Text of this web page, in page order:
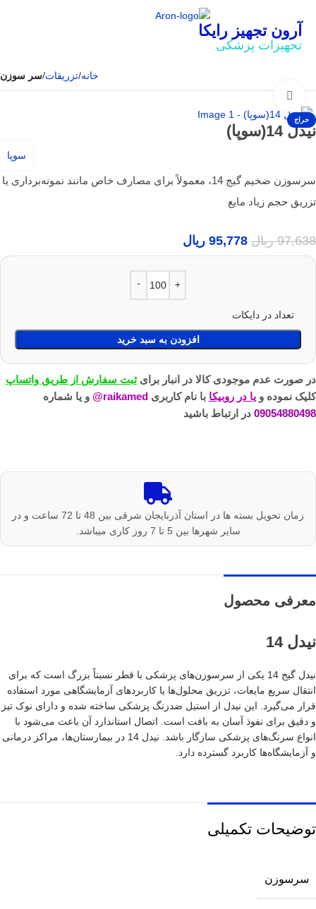
آرون تجهیز رایکا
تجهیزات پزشکی
خانه تزریقات سر سوزن
حراج
نیدل 14(سوپا)
سوپا
سرسوزن ضخیم گیج 14، معمولاً برای مصارف خاص مانند نمونه‌برداری یا
تزریق حجم زیاد مایع
97,638 ریال 95,778 ریال
تعداد در دایکات
افزودن به سبد خرید
در صورت عدم موجودی کالا در انبار برایثبت سفارش از طریق واتساپ
کلیک نموده و یا در روبیکا با نام کاربری raikamed@
و یا شماره
09054880498 در ارتباط باشید
زمان تحویل بسته ها در استان آذربایجان شرقی بین 48 تا 72 ساعت و در
سایر شهرها بین 5 تا 7 روز کاری میباشد.
معرفی محصول
نیدل 14
نیدل گیج 14 یکی از سرسوزن‌های پزشکی با قطر نسبتاً بزرگ است که برای
انتقال سریع مایعات، تزریق محلول‌ها یا کاربردهای آزمایشگاهی مورد استفاده
قرار می‌گیرد. این نیدل از استیل ضدزنگ پزشکی ساخته شده و دارای نوک تیز
و دقیق برای نفوذ آسان به بافت است. اتصال استاندارد آن باعث می‌شود با
انواع سرنگ‌های پزشکی سازگار باشد. نیدل 14 در بیمارستان‌ها، مراکز درمانی
و آزمایشگاه‌ها کاربرد گسترده دارد.
توضیحات تکمیلی
سرسوزن